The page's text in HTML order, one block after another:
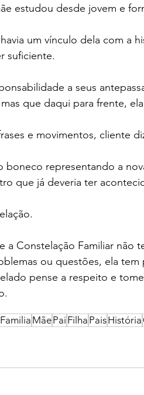
estudou desde jovem e
um vínculo dela com a
suficiente.
a seus
que daqui para frente,
e movimentos, cliente
boneco representando a
que já deveria ter
a Constelação Familiar não
ou questões, ela
pense a respeito e
Familia MãePai Filha PaisHistória